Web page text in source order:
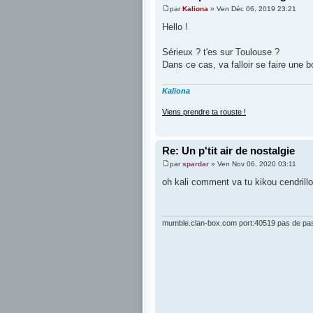
parKaliona » Ven Déc 06, 2019 23:21
Hello !
Sérieux ? t'es sur Toulouse ?
Dans ce cas, va falloir se faire une
Kaliona
Viens prendre ta rouste !
Re: Un p'tit air de nostalgie
parspardar » Ven Nov 06, 2020 03:11
oh kali comment va tu kikou
mumble.clan-box.com port:40519 pas de